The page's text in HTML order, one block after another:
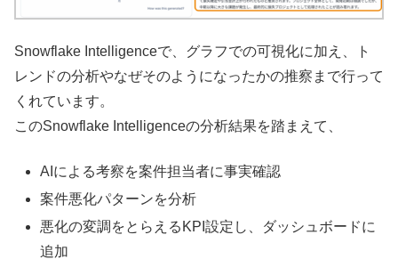
Snowflake Intelligenceで、グラフでの可視化に加え、ト
レンドの分析やなぜそのようになったかの推察まで行って
くれています。
このSnowflake Intelligenceの分析結果を踏まえて、
AIによる考察を案件担当者に事実確認
案件悪化パターンを分析
悪化の変調をとらえるKPI設定し、ダッシュボードに
追加